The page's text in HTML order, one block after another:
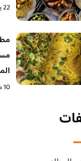
22 يوليو، 2021
10 مايو، 2021